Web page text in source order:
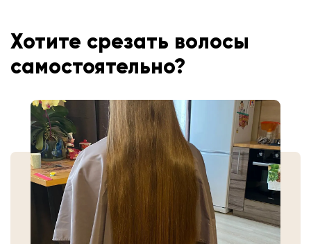
Хотите срезать волосы
самостоятельно?